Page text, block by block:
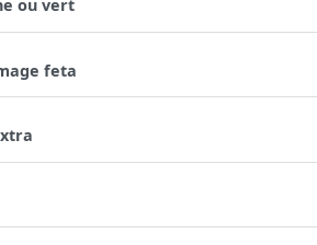
ou vert
feta